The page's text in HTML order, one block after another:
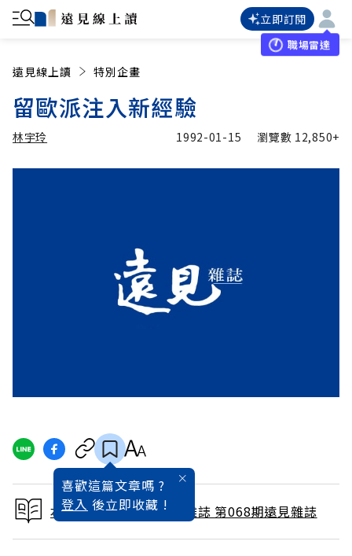
立即訂閱
職場雷達
遠見線上讀 特別企畫
留歐派注入新經驗
林宇玲 1992-01-15 瀏覽數 12,850+
喜歡這篇文章嗎 ?
登入 後立即收藏 !
本文出自 1992 / 2月號雜誌 第068期遠見雜誌